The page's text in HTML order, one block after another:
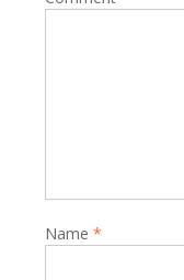
Name *